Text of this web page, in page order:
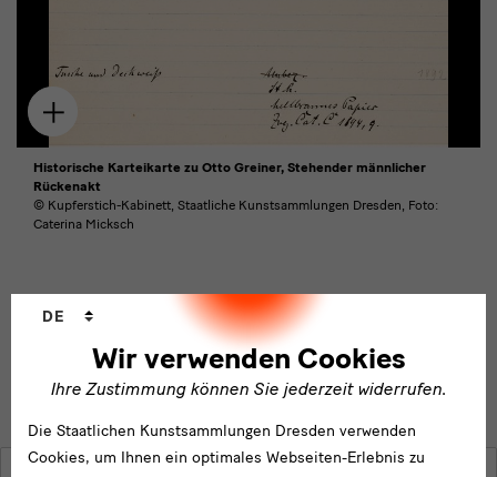
Zum
Download
hinzufügen
Historische Karteikarte zu Otto Greiner, Stehender männlicher
Rückenakt
© Kupferstich-Kabinett, Staatliche Kunstsammlungen Dresden, Foto:
Caterina Micksch
Gesamte Pressemappe herunterladen
Wir verwenden Cookies
Ihre Zustimmung können Sie jederzeit widerrufen.
Sprachwechsler
DE
Die Staatlichen Kunstsammlungen Dresden verwenden
Cookies, um Ihnen ein optimales Webseiten-Erlebnis zu